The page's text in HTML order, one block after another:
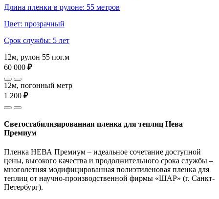
Длина пленки в рулоне: 55 метров
Цвет: прозрачный
Срок службы: 5 лет
12м, рулон 55 пог.м
60 000 ₽
12м, погонный метр
1 200 ₽
Светостабилизированная пленка для теплиц Нева
Премиум
Пленка НЕВА Премиум – идеальное сочетание доступной
цены, высокого качества и продолжительного срока службы –
многолетняя модифицированная полиэтиленовая пленка для
теплиц от научно-производственной фирмы «ШАР» (г. Санкт-
Петербург).